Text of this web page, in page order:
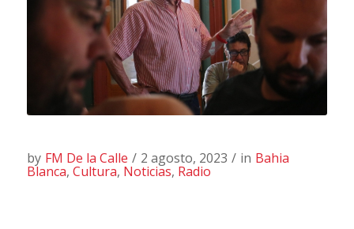
by FM De la Calle / 2 agosto, 2023 / in Bahia
Blanca, Cultura, Noticias, Radio